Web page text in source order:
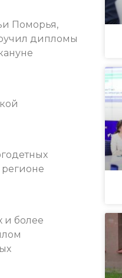
Поморья,
дипломы
и более